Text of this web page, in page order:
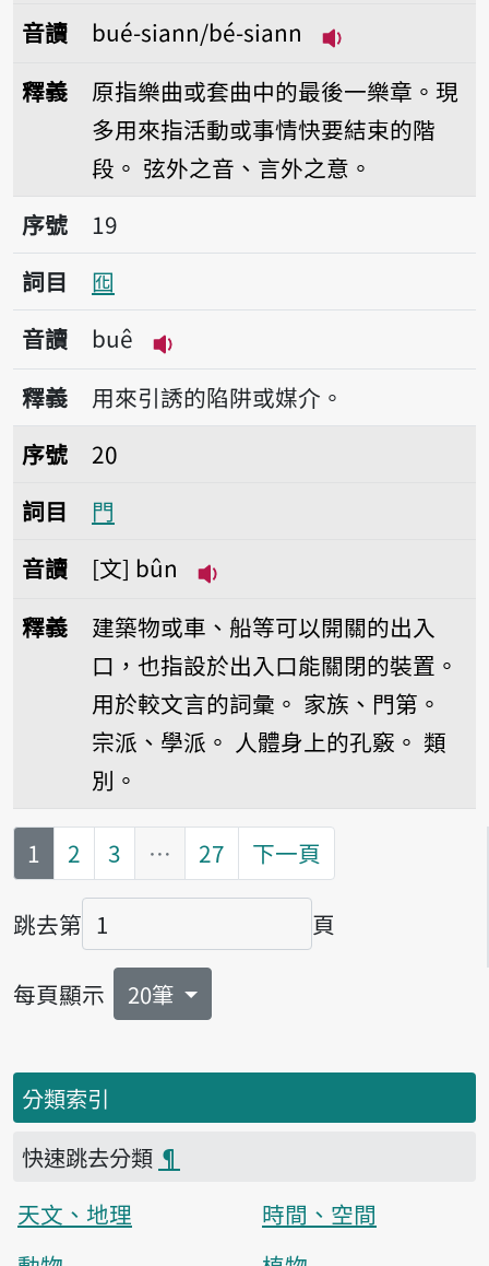
音讀
bué-siann/bé-siann
釋義
原指樂曲或套曲中的最後一樂章。現
多用來指活動或事情快要結束的階
段。 弦外之音、言外之意。
序號19囮
序號
19
詞目
囮
音讀
buê
播放音讀buê
釋義
用來引誘的陷阱或媒介。
序號20門
序號
20
詞目
門
音讀
文 bûn
釋義
建築物或車、船等可以開關的出入
口，也指設於出入口能關閉的裝置。
用於較文言的詞彙。 家族、門第。
宗派、學派。 人體身上的孔竅。 類
別。
第
1 2 3 … 27 下一頁
跳去第
頁碼
頁
每頁顯示 20筆
分類索引
快速跳去分類 ¶
天文、地理
時間、空間